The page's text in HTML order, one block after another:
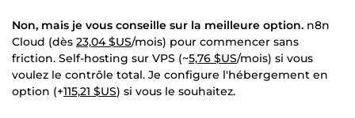
Non, mais je vous conseille sur la meilleure option. n8n
Cloud (dès 23,04 $US/mois) pour commencer sans
friction. Self-hosting sur VPS (~5,76 $US/mois) si vous
voulez le contrôle total. Je configure l'hébergement en
option (+115,21 $US) si vous le souhaitez.